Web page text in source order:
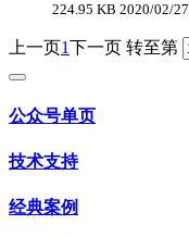
224.95 KB 2020/02/27
上一页 1 下一页 转至第
公众号单页
技术支持
经典案例